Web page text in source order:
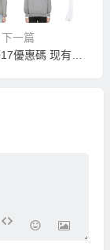
下一篇
SSENSE2017優惠碼 现有季末大促，Alexander McQueen 美鞋美衣低至五折起賣！